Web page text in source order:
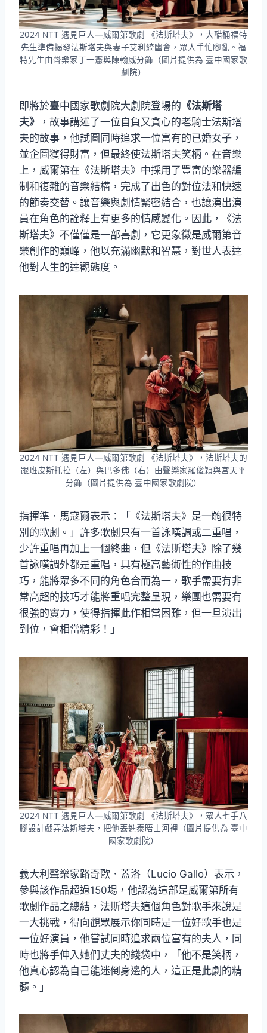
2024 NTT 遇見巨人—威爾第歌劇 《法斯塔夫》，大醋桶福特
先生準備揭發法斯塔夫與妻子艾利綺幽會，眾人手忙腳亂。福
特先生由聲樂家丁一憲與陳翰威分飾（圖片提供為 臺中國家歌
劇院）
即將於臺中國家歌劇院大劇院登場的 《法斯塔
夫》
，故事講述了一位自負又貪心的老騎士法斯塔
夫的故事，他試圖同時追求一位富有的已婚女子，
並企圖獲得財富，但最終使法斯塔夫笑柄。在音樂
上，威爾第在《法斯塔夫》中採用了豐富的樂器編
制和復雜的音樂結構，完成了出色的對位法和快速
的節奏交替。讓音樂與劇情緊密結合，也讓演出演
員在角色的詮釋上有更多的情感變化。因此，《法
斯塔夫》不僅僅是一部喜劇，它更象徵是威爾第音
樂創作的巔峰，他以充滿幽默和智慧，對世人表達
他對人生的達觀態度。
2024 NTT 遇見巨人—威爾第歌劇 《法斯塔夫》，法斯塔夫的
跟班皮斯托拉（左）與巴多佛（右）由聲樂家羅俊穎與宮天平
分飾（圖片提供為 臺中國家歌劇院）
指揮準．馬寇爾表示：「《法斯塔夫》是一齣很特
別的歌劇。」許多歌劇只有一首詠嘆調或二重唱，
少許重唱再加上一個終曲，但《法斯塔夫》除了幾
首詠嘆調外都是重唱，具有極高藝術性的作曲技
巧，能將眾多不同的角色合而為一，歌手需要有非
常高超的技巧才能將重唱完整呈現，樂團也需要有
很強的實力，使得指揮此作相當困難，但一旦演出
到位，會相當精彩！」
2024 NTT 遇見巨人—威爾第歌劇 《法斯塔夫》，眾人七手八
腳設計戲弄法斯塔夫，把他丟進泰晤士河裡（圖片提供為 臺中
國家歌劇院）
義大利聲樂家路奇歐．蓋洛（Lucio Gallo）表示，
參與該作品超過150場，他認為這部是威爾第所有
歌劇作品之總結，法斯塔夫這個角色對歌手來說是
一大挑戰，得向觀眾展示你同時是一位好歌手也是
一位好演員，他嘗試同時追求兩位富有的夫人，同
時也將手伸入她們丈夫的錢袋中，「他不是笑柄，
他真心認為自己能迷倒身邊的人，這正是此劇的精
髓。」